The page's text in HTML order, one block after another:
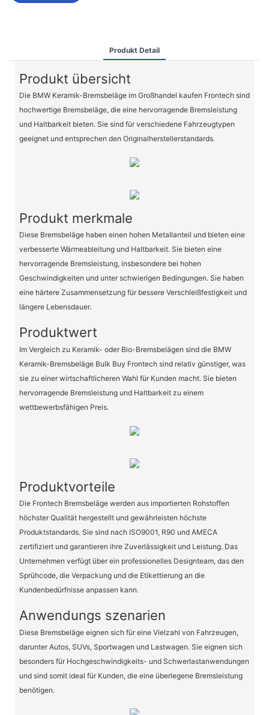
Produkt Detail
Produkt übersicht
Die BMW Keramik-Bremsbeläge im Großhandel kaufen Frontech sind
hochwertige Bremsbeläge, die eine hervorragende Bremsleistung
und Haltbarkeit bieten. Sie sind für verschiedene Fahrzeugtypen
geeignet und entsprechen den Originalherstellerstandards.
Produkt merkmale
Diese Bremsbeläge haben einen hohen Metallanteil und bieten eine
verbesserte Wärmeableitung und Haltbarkeit. Sie bieten eine
hervorragende Bremsleistung, insbesondere bei hohen
Geschwindigkeiten und unter schwierigen Bedingungen. Sie haben
eine härtere Zusammensetzung für bessere Verschleißfestigkeit und
längere Lebensdauer.
Produktwert
Im Vergleich zu Keramik- oder Bio-Bremsbelägen sind die BMW
Keramik-Bremsbeläge Bulk Buy Frontech sind relativ günstiger, was
sie zu einer wirtschaftlicheren Wahl für Kunden macht. Sie bieten
hervorragende Bremsleistung und Haltbarkeit zu einem
wettbewerbsfähigen Preis.
Produktvorteile
Die Frontech Bremsbeläge werden aus importierten Rohstoffen
höchster Qualität hergestellt und gewährleisten höchste
Produktstandards. Sie sind nach ISO9001, R90 und AMECA
zertifiziert und garantieren ihre Zuverlässigkeit und Leistung. Das
Unternehmen verfügt über ein professionelles Designteam, das den
Sprühcode, die Verpackung und die Etikettierung an die
Kundenbedürfnisse anpassen kann.
Anwendungs szenarien
Diese Bremsbeläge eignen sich für eine Vielzahl von Fahrzeugen,
darunter Autos, SUVs, Sportwagen und Lastwagen. Sie eignen sich
besonders für Hochgeschwindigkeits- und Schwerlastanwendungen
und sind somit ideal für Kunden, die eine überlegene Bremsleistung
benötigen.